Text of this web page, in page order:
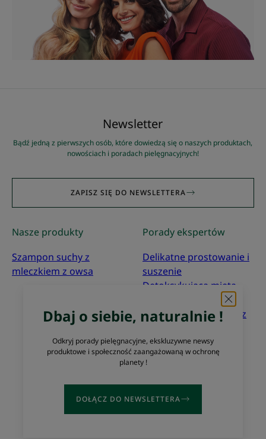
Dbaj o siebie, naturalnie !
Odkryj porady pielęgnacyjne, ekskluzywne newsy
produktowe i społeczność zaangażowaną w ochronę
planety !
DOŁĄCZ DO NEWSLETTERA
Newsletter
Bądź jedną z pierwszych osób, które dowiedzą się o naszych produktach,
nowościach i poradach pielęgnacyjnych!
ZAPISZ SIĘ DO NEWSLETTERA
Nasze produkty
Szampon suchy z
mleczkiem z owsa
Porady ekspertów
Delikatne prostowanie i
suszenie
Detoksykująca mięta
Co to znaczy „zgodne z
ekoprojektowania”?
Często zadawane pytaniaKontakt